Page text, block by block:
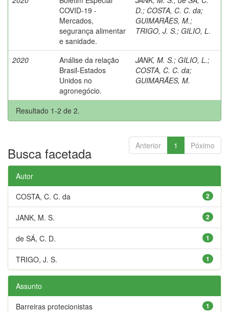
COVID-19 -
Mercados,
segurança alimentar
e sanidade.
D.; COSTA, C. C. da;
GUIMARÃES, M.;
TRIGO, J. S.; GILIO, L.
2020
Análise da relação
Brasil-Estados
Unidos no
agronegócio.
JANK, M. S.; GILIO, L.;
COSTA, C. C. da;
GUIMARÃES, M.
Resultado 1-2 de 2.
Anterior 1 Póximo
Busca facetada
Autor
2
COSTA, C. C. da
2
JANK, M. S.
1
de SÁ, C. D.
1
TRIGO, J. S.
Assunto
1
Barreiras protecionistas